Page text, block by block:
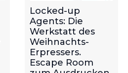
Locked-up
Agents: Die
Werkstatt des
Weihnachts-
Erpressers.
Escape Room